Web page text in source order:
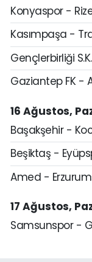
Konyaspor -
Kasımpaşa -
Gençlerbirliği
Gaziantep FK -
16 Ağustos,
Başakşehir -
Beşiktaş -
Amed -
17 Ağustos,
Samsunspor -